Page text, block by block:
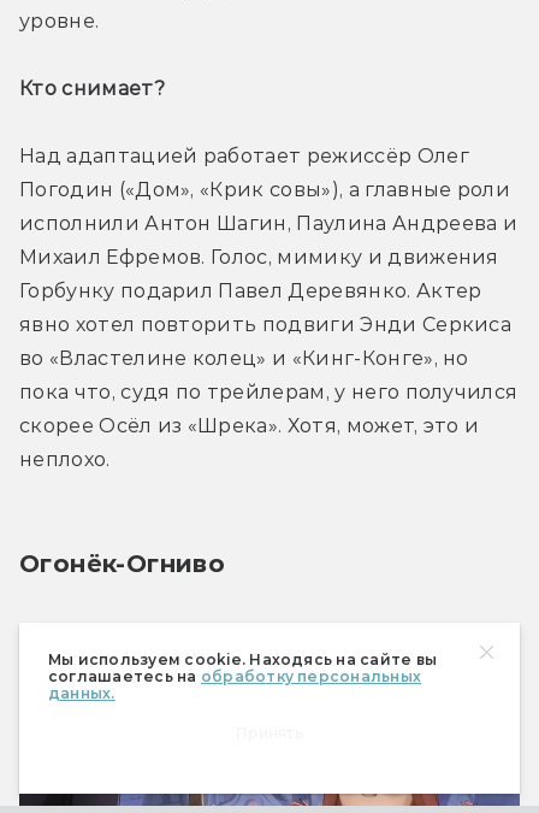
Мы используем cookie. Находясь на сайте вы
соглашаетесь на обработку персональных
данных.
уровне.
Кто снимает?
Над адаптацией работает режиссёр Олег
Погодин («Дом», «Крик совы»), а главные роли
исполнили Антон Шагин, Паулина Андреева и
Михаил Ефремов. Голос, мимику и движения
Горбунку подарил Павел Деревянко. Актер
явно хотел повторить подвиги Энди Серкиса
во «Властелине колец» и «Кинг-Конге», но
пока что, судя по трейлерам, у него получился
скорее Осёл из «Шрека». Хотя, может, это и
неплохо.
Огонёк-Огниво